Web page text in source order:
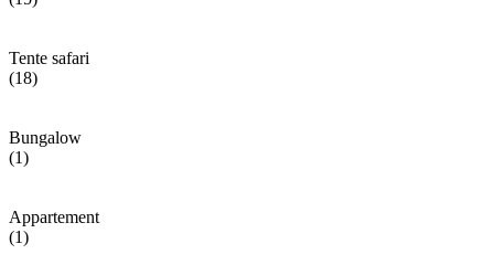
Tente safari
(18)
Bungalow
(1)
Appartement
(1)